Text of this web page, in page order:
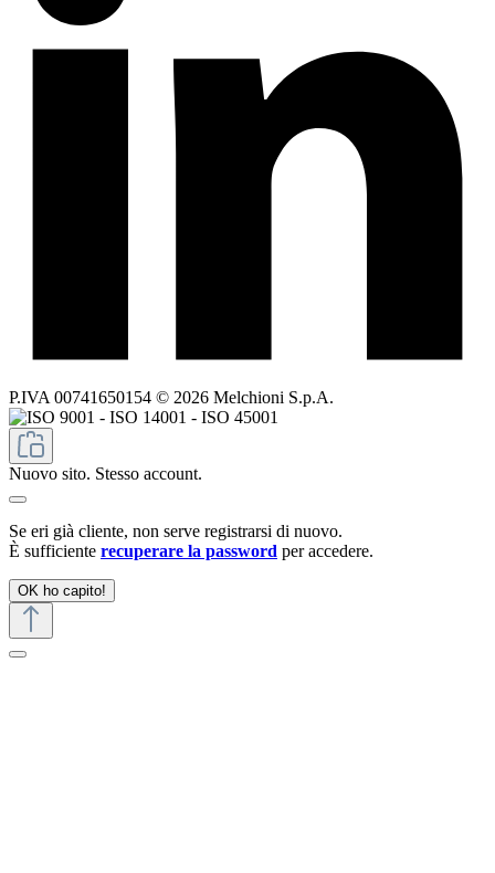
P.IVA 00741650154 © 2026 Melchioni S.p.A.
Nuovo sito. Stesso account.
Se eri già cliente, non serve registrarsi di nuovo.
È sufficiente recuperare la password per accedere.
OK ho capito!